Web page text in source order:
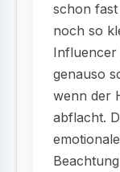
schon fast
noch so
Influencer
genauso
wenn der
abflacht.